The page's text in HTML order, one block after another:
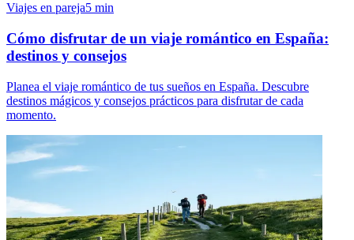
Viajes en pareja5 min
Cómo disfrutar de un viaje romántico en España:
destinos y consejos
Planea el viaje romántico de tus sueños en España. Descubre
destinos mágicos y consejos prácticos para disfrutar de cada
momento.